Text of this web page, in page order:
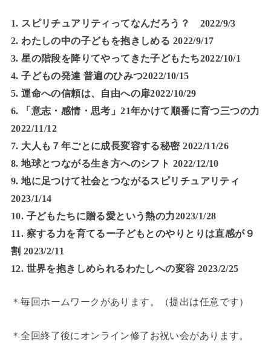
1. スピリチュアリティってなんだろう？ 2022/9/3
2. わたしの中の子どもを抱きしめる 2022/9/17
3. 星の階段を降りてやってきた子どもたち2022/10/1
4. 子どもの発達 普遍のひみつ2022/10/15
5. 運命への信頼は、自由への扉2022/10/29
6. 「意志・感情・思考」21年かけて順番に育つ三つの力
2022/11/12
7. 大人も７年ごとに成長変容する秘密 2022/11/26
8. 地球とつながる生き方へのシフト 2022/12/10
9. 地に足つけて社会とつながるスピリチュアリティ
2023/1/14
10. 子どもたちに贈る愛という熱の力2023/1/28
11. 察する力を育てるー子どもとのやりとりは直感が９
割 2023/2/11
12. 世界を抱きしめられるわたしへの変容 2023/2/25
＊毎回ホームワークがあります。（提出は任意です）
＊全回終了後にオンライン修了お祝い会があります。